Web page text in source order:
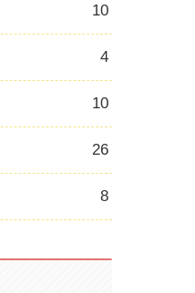
10
4
10
26
8